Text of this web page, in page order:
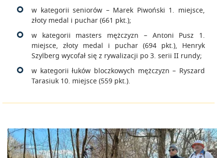
w kategorii seniorów – Marek Piwoński 1. miejsce,
złoty medal i puchar (661 pkt.);
w kategorii masters mężczyzn – Antoni Pusz 1.
miejsce, złoty medal i puchar (694 pkt.), Henryk
Szylberg wycofał się z rywalizacji po 3. serii II rundy;
w kategorii łuków bloczkowych mężczyzn – Ryszard
Tarasiuk 10. miejsce (559 pkt.).